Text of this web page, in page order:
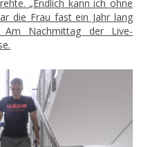
„ Endlich kann ich ohne
die Frau fast ein Jahr lang
Am Nachmittag der Live-